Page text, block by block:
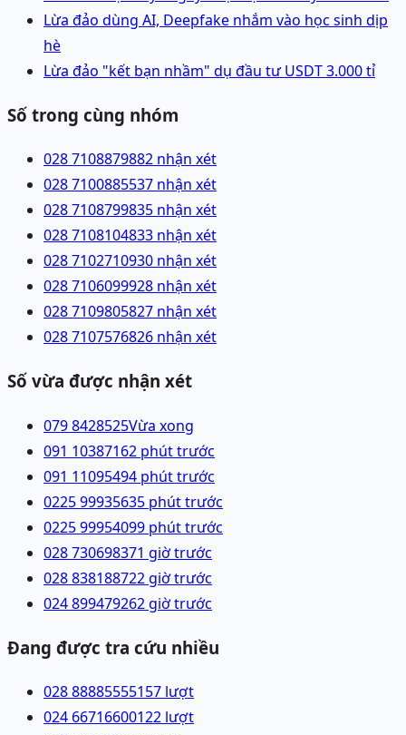
Lừa đảo dùng AI, Deepfake nhắm vào học sinh dịp
hè
Lừa đảo "kết bạn nhầm" dụ đầu tư USDT 3.000 tỉ
Số trong cùng nhóm
028 7108879882 nhận xét
028 7100885537 nhận xét
028 7108799835 nhận xét
028 7108104833 nhận xét
028 7102710930 nhận xét
028 7106099928 nhận xét
028 7109805827 nhận xét
028 7107576826 nhận xét
Số vừa được nhận xét
079 8428525Vừa xong
091 10387162 phút trước
091 11095494 phút trước
0225 99935635 phút trước
0225 99954099 phút trước
028 730698371 giờ trước
028 838188722 giờ trước
024 899479262 giờ trước
Đang được tra cứu nhiều
028 88885555157 lượt
024 66716600122 lượt